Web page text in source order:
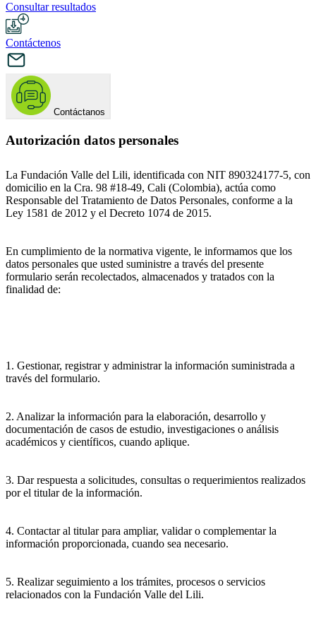
Consultar resultados
Contáctenos
Contáctanos
Autorización datos personales
La Fundación Valle del Lili, identificada con NIT 890324177-5, con
domicilio en la Cra. 98 #18-49, Cali (Colombia), actúa como
Responsable del Tratamiento de Datos Personales, conforme a la
Ley 1581 de 2012 y el Decreto 1074 de 2015.
En cumplimiento de la normativa vigente, le informamos que los
datos personales que usted suministre a través del presente
formulario serán recolectados, almacenados y tratados con la
finalidad de:
1. Gestionar, registrar y administrar la información suministrada a
través del formulario.
2. Analizar la información para la elaboración, desarrollo y
documentación de casos de estudio, investigaciones o análisis
académicos y científicos, cuando aplique.
3. Dar respuesta a solicitudes, consultas o requerimientos realizados
por el titular de la información.
4. Contactar al titular para ampliar, validar o complementar la
información proporcionada, cuando sea necesario.
5. Realizar seguimiento a los trámites, procesos o servicios
relacionados con la Fundación Valle del Lili.